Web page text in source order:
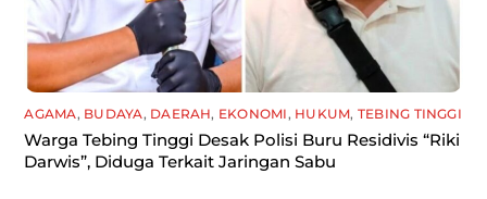
AGAMA, BUDAYA, DAERAH, EKONOMI, HUKUM, TEBING TINGGI
Warga Tebing Tinggi Desak Polisi Buru Residivis “Riki
Darwis”, Diduga Terkait Jaringan Sabu